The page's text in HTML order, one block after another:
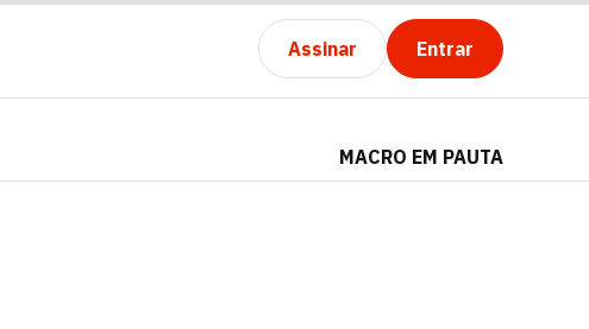
Assinar Entrar
MACRO EM PAUTA